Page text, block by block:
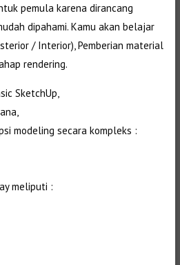
pemula karena dirancang
dipahami. Kamu akan belajar
/ Interior), Pemberian material
rendering.
SketchUp,
modeling secara kompleks :
meliputi :